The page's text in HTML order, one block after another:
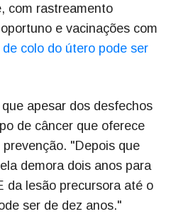
com rastreamento
e vacinações com
de colo do útero pode ser
apesar dos desfechos
de câncer que oferece
"Depois que
demora dois anos para
da lesão precursora até o
ser de dez anos."